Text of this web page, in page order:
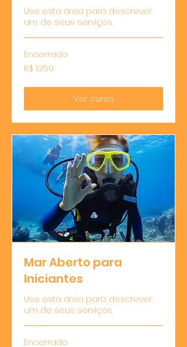
Use esta área para descrever
um de seus serviços.
Encerrado
1.250
Reais
R$ 1.250
Ver curso
Mar Aberto para
Iniciantes
Use esta área para descrever
um de seus serviços.
Encerrado